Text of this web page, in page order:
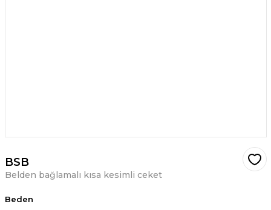
BSB
Belden bağlamalı kısa kesimli ceket
Beden